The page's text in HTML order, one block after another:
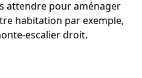
attendre pouraménager
habitation par exemple,
escalier droit.